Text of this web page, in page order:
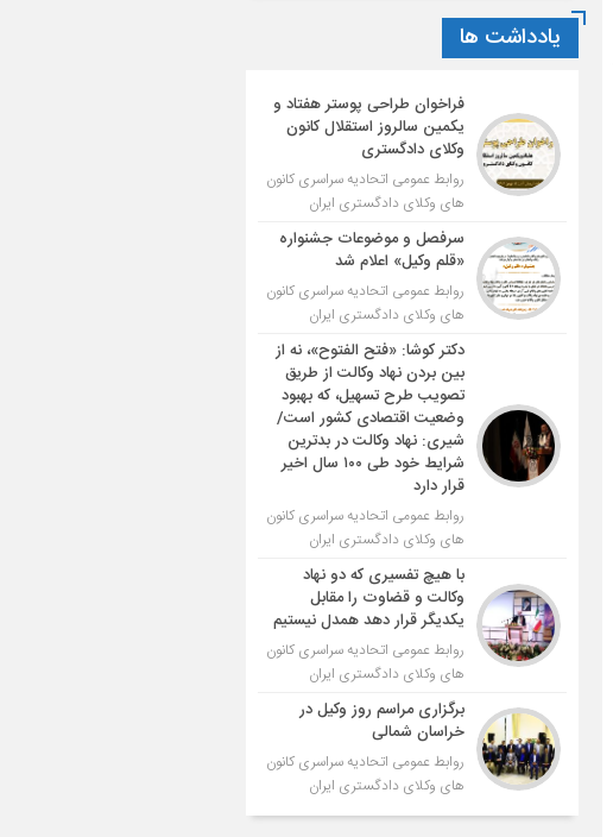
یادداشت ها
فراخوان طراحی پوستر هفتاد و
یکمین سالروز استقلال کانون
وکلای دادگستری
روابط عمومی اتحادیه سراسری کانون
های وکلای دادگستری ایران
سرفصل و موضوعات جشنواره
«قلم وکیل» اعلام شد
روابط عمومی اتحادیه سراسری کانون
های وکلای دادگستری ایران
دکتر کوشا: «فتح الفتوح»، نه از
بین بردن نهاد وکالت از طریق
تصویب طرح تسهیل، که بهبود
وضعیت اقتصادی کشور است/
شیری: نهاد وکالت در بدترین
شرایط خود طی ۱۰۰ سال اخیر
قرار دارد
روابط عمومی اتحادیه سراسری کانون
های وکلای دادگستری ایران
با هیچ تفسیری که دو نهاد
وکالت و قضاوت را مقابل
یکدیگر قرار دهد همدل نیستیم
روابط عمومی اتحادیه سراسری کانون
های وکلای دادگستری ایران
برگزاری مراسم روز وکیل در
خراسان شمالی
روابط عمومی اتحادیه سراسری کانون
های وکلای دادگستری ایران